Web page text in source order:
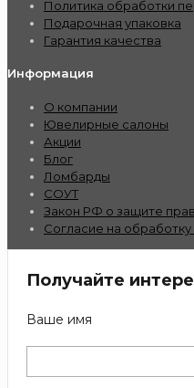
Политика обработки
Подарочная упаковка
Гарантия качества
Информация
О компании
Ювелирные салоны
Акции
Блог
Ломбарды
СОУТ
Закон РФ о защите
Согласие на
Получайте
Ваше имя